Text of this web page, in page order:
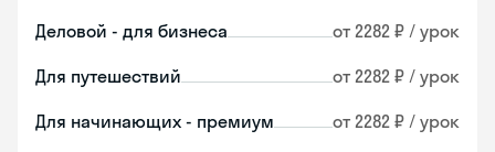
Деловой - для бизнеса от 2282 ₽ / урок
Для путешествий от 2282 ₽ / урок
Для начинающих - премиум от 2282 ₽ / урок